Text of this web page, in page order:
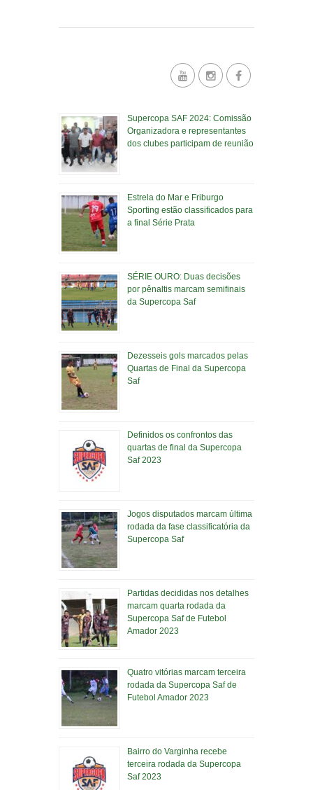
Supercopa SAF 2024: Comissão
Organizadora e representantes
dos clubes participam de reunião
Estrela do Mar e Friburgo
Sporting estão classificados para
a final Série Prata
SÉRIE OURO: Duas decisões
por pênaltis marcam semifinais
da Supercopa Saf
Dezesseis gols marcados pelas
Quartas de Final da Supercopa
Saf
Definidos os confrontos das
quartas de final da Supercopa
Saf 2023
Jogos disputados marcam última
rodada da fase classificatória da
Supercopa Saf
Partidas decididas nos detalhes
marcam quarta rodada da
Supercopa Saf de Futebol
Amador 2023
Quatro vitórias marcam terceira
rodada da Supercopa Saf de
Futebol Amador 2023
Bairro do Varginha recebe
terceira rodada da Supercopa
Saf 2023